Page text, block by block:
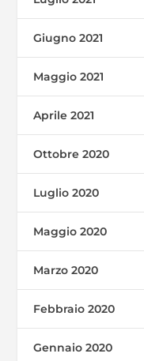
Giugno 2021
Maggio 2021
Aprile 2021
Ottobre 2020
Luglio 2020
Maggio 2020
Marzo 2020
Febbraio 2020
Gennaio 2020